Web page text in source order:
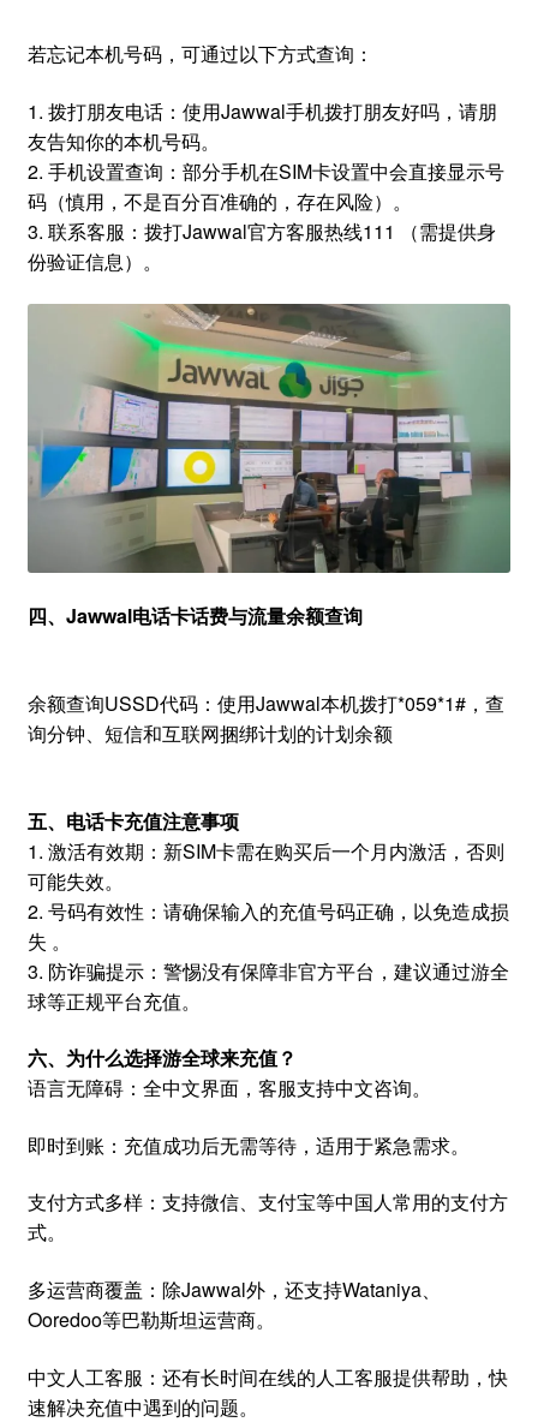
若忘记本机号码，可通过以下方式查询：
1. 拨打朋友电话：使用Jawwal手机拨打朋友好吗，请朋
友告知你的本机号码。
2. 手机设置查询：部分手机在SIM卡设置中会直接显示号
码（慎用，不是百分百准确的，存在风险）。
3. 联系客服：拨打Jawwal官方客服热线111 （需提供身
份验证信息）。
四、Jawwal电话卡话费与流量余额查询
余额查询USSD代码：使用Jawwal本机拨打*059*1#，查
询分钟、短信和互联网捆绑计划的计划余额
五、电话卡充值注意事项
1. 激活有效期：新SIM卡需在购买后一个月内激活，否则
可能失效。
2. 号码有效性：请确保输入的充值号码正确，以免造成损
失 。
3. 防诈骗提示：警惕没有保障非官方平台，建议通过游全
球等正规平台充值。
六、为什么选择游全球来充值？
语言无障碍：全中文界面，客服支持中文咨询。
即时到账：充值成功后无需等待，适用于紧急需求。
支付方式多样：支持微信、支付宝等中国人常用的支付方
式。
多运营商覆盖：除Jawwal外，还支持Wataniya、
Ooredoo等巴勒斯坦运营商。
中文人工客服：还有长时间在线的人工客服提供帮助，快
速解决充值中遇到的问题。